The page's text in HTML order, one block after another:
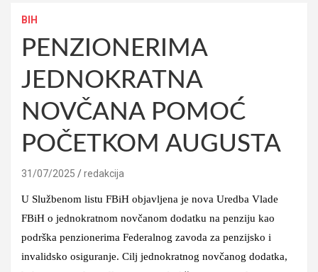
BIH
PENZIONERIMA
JEDNOKRATNA
NOVČANA POMOĆ
POČETKOM AUGUSTA
31/07/2025 redakcija
U Službenom listu FBiH objavljena je nova Uredba Vlade
FBiH o jednokratnom novčanom dodatku na penziju kao
podrška penzionerima Federalnog zavoda za penzijsko i
invalidsko osiguranje. Cilj jednokratnog novčanog dodatka,